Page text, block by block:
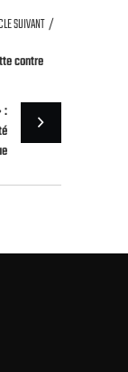
SUIVANT
contre
: